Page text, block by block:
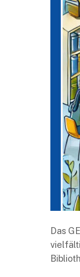
Das